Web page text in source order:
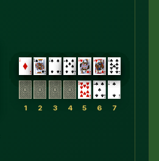
1 2 3 4 5 6 7